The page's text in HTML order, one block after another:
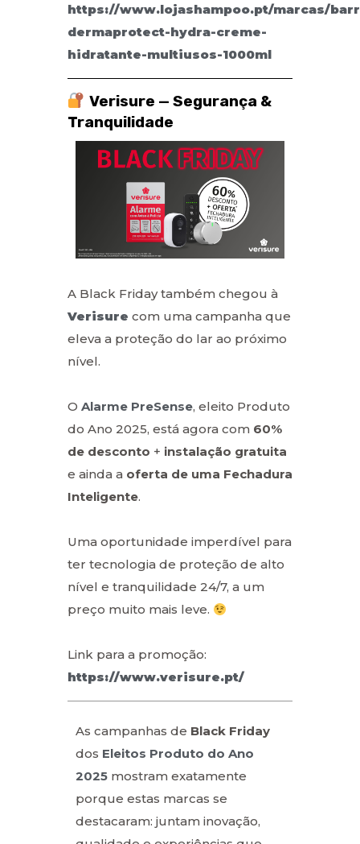
https://www.lojashampoo.pt/marcas/
dermaprotect-hydra-creme-
hidratante-multiusos-1000ml
Verisure — Segurança &
Tranquilidade
A Black Friday também chegou à
Verisure com uma campanha que
eleva a proteção do lar ao próximo
nível.
O Alarme PreSense, eleito Produto
do Ano 2025, está agora com 60%
de desconto + instalação gratuita
e ainda a oferta de uma Fechadura
Inteligente.
Uma oportunidade imperdível para
ter tecnologia de proteção de alto
nível e tranquilidade 24/7, a um
preço muito mais leve.
Link para a promoção:
https://www.verisure.pt/
As campanhas de Black Friday
dos Eleitos Produto do Ano
2025 mostram exatamente
porque estas marcas se
destacaram: juntam inovação,